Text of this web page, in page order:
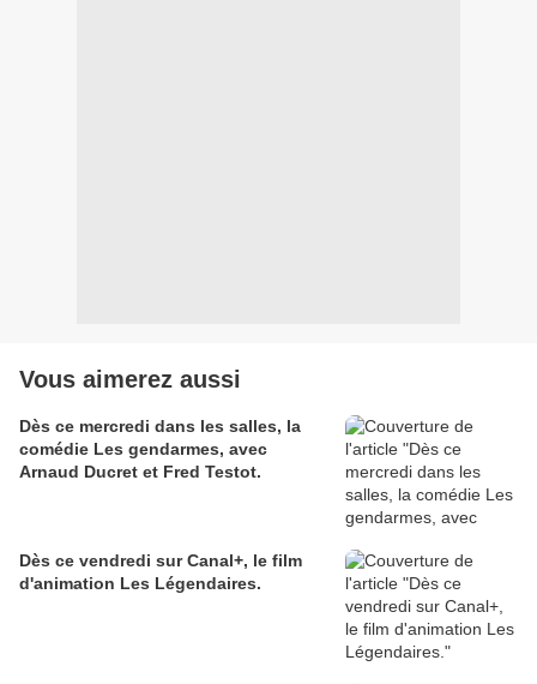
Vous aimerez aussi
Dès ce mercredi dans les salles, la
comédie Les gendarmes, avec
Arnaud Ducret et Fred Testot.
Dès ce vendredi sur Canal+, le film
d'animation Les Légendaires.